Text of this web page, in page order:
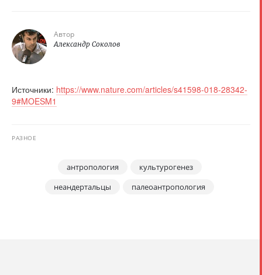
Автор
Александр Соколов
Источники: https://www.nature.com/articles/s41598-018-28342-
9#MOESM1
РАЗНОЕ
антропология
культурогенез
неандертальцы
палеоантропология